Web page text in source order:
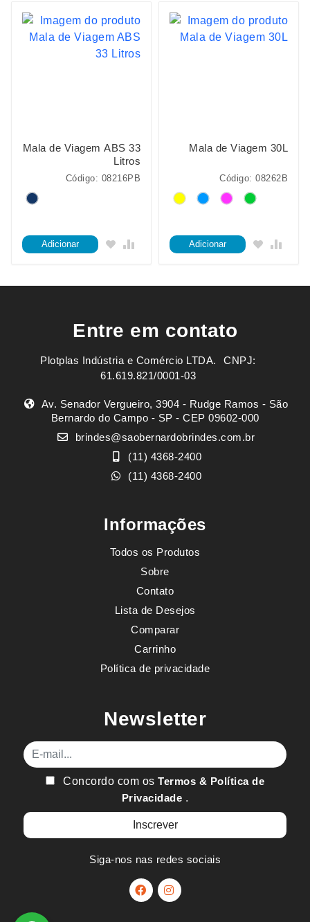
Mala de Viagem ABS 33
Litros
Código: 08216PB
Adicionar
Mala de Viagem 30L
Código: 08262B
Adicionar
Entre em contato
Plotplas Indústria e Comércio LTDA. ㅤㅤㅤ CNPJ:
61.619.821/0001-03
Av. Senador Vergueiro, 3904 - Rudge Ramos - São
Bernardo do Campo - SP - CEP 09602-000
brindes@saobernardobrindes.com.br
(11) 4368-2400
(11) 4368-2400
Informações
Todos os Produtos
Sobre
Contato
Lista de Desejos
Comparar
Carrinho
Política de privacidade
Newsletter
E-mail
Concordo com osTermos & Política de
Privacidade .
Siga-nos nas redes sociais